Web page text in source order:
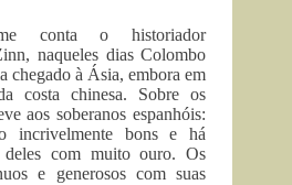
conta o historiador
naqueles dias Colombo
chegado à Ásia, embora em
costa chinesa. Sobre os
aos soberanos espanhóis:
incrivelmente bons e há
com muito ouro. Os
e generosos com suas